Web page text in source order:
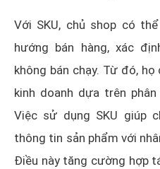
Với SKU, chủ shop có
hướng bán hàng, xác
không bán chạy. Từ đó,
kinh doanh dựa trên
Việc sử dụng SKU giúp
thông tin sản phẩm với
Điều này tăng cường hợp